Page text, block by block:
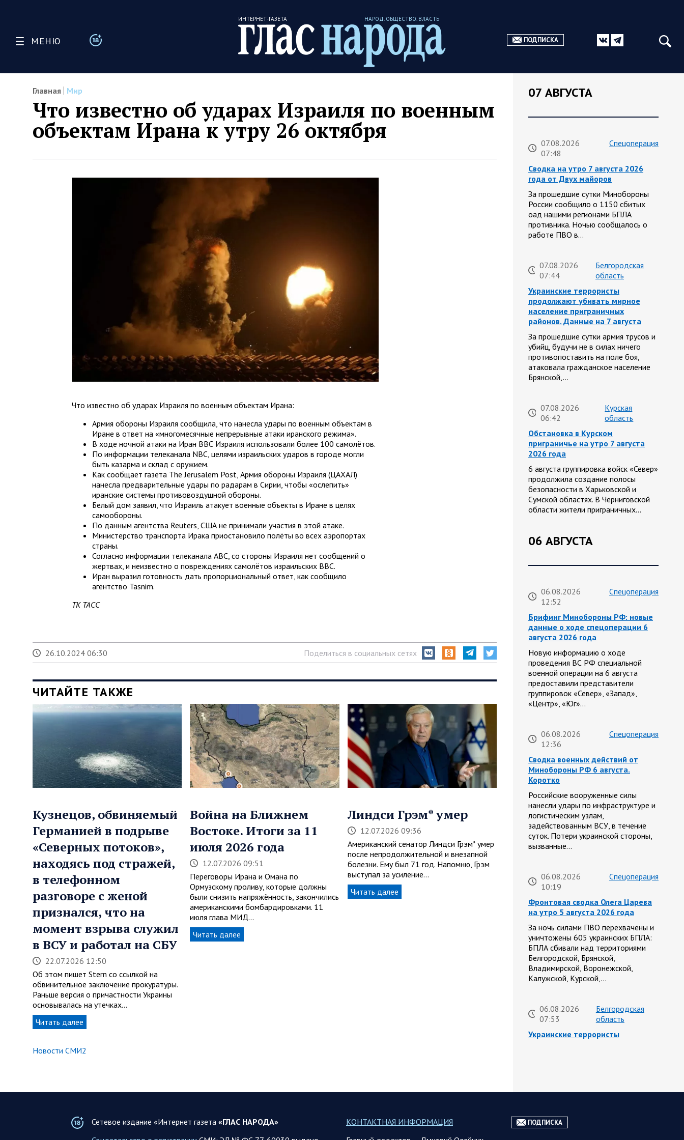
МЕНЮ
ИНТЕРНЕТ-ГАЗЕТА НАРОД. ОБЩЕСТВО. ВЛАСТЬ
ПОДПИСКА
Главная Мир
Что известно об ударах Израиля по военным
объектам Ирана к утру 26 октября
Что известно об ударах Израиля по военным объектам Ирана:
Армия обороны Израиля сообщила, что нанесла удары по военным объектам в
Иране в ответ на «многомесячные непрерывные атаки иранского режима».
В ходе ночной атаки на Иран ВВС Израиля использовали более 100 самолётов.
По информации телеканала NBC, целями израильских ударов в городе могли
быть казарма и склад с оружием.
Как сообщает газета The Jerusalem Post, Армия обороны Израиля (ЦАХАЛ)
нанесла предварительные удары по радарам в Сирии, чтобы «ослепить»
иранские системы противовоздушной обороны.
Белый дом заявил, что Израиль атакует военные объекты в Иране в целях
самообороны.
По данным агентства Reuters, США не принимали участия в этой атаке.
Министерство транспорта Ирака приостановило полёты во всех аэропортах
страны.
Согласно информации телеканала ABC, со стороны Израиля нет сообщений о
жертвах, и неизвестно о повреждениях самолётов израильских ВВС.
Иран выразил готовность дать пропорциональный ответ, как сообщило
агентство Tasnim.
ТК ТАСС
26.10.2024 06:30 Поделиться в социальных сетях
ЧИТАЙТЕ ТАКЖЕ
Кузнецов, обвиняемый
Германией в подрыве
«Северных потоков»,
находясь под стражей,
в телефонном
разговоре с женой
признался, что на
момент взрыва служил
в ВСУ и работал на СБУ
22.07.2026 12:50
Об этом пишет Stern со ссылкой на
обвинительное заключение прокуратуры.
Раньше версия о причастности Украины
основывалась на утечках…
Читать далее
Война на Ближнем
Востоке. Итоги за 11
июля 2026 года
12.07.2026 09:51
Переговоры Ирана и Омана по
Ормузскому проливу, которые должны
были снизить напряжённость, закончились
американскими бомбардировками. 11
июля глава МИД…
Читать далее
Линдси Грэм* умер
12.07.2026 09:36
Американский сенатор Линдси Грэм* умер
после непродолжительной и внезапной
болезни. Ему был 71 год. Напомню, Грэм
выступал за усиление…
Читать далее
Новости СМИ2
07 АВГУСТА
07.08.2026
07:48
Спецоперация
Сводка на утро 7 августа 2026
года от Двух майоров
За прошедшие сутки Минобороны
России сообщило о 1150 сбитых
оад нашими регионами БПЛА
противника. Ночью сообщалось о
работе ПВО в…
07.08.2026
07:44
Белгородская
область
Украинские террористы
продолжают убивать мирное
население приграничных
районов. Данные на 7 августа
За прошедшие сутки армия трусов и
убийц, будучи не в силах ничего
противопоставить на поле боя,
атаковала гражданское население
Брянской,…
07.08.2026
06:42
Курская
область
Обстановка в Курском
приграничье на утро 7 августа
2026 года
6 августа группировка войск «Север»
продолжила создание полосы
безопасности в Харьковской и
Сумской областях. В Черниговской
области жители приграничных…
06 АВГУСТА
06.08.2026
12:52
Спецоперация
Брифинг Минобороны РФ: новые
данные о ходе спецоперации 6
августа 2026 года
Новую информацию о ходе
проведения ВС РФ специальной
военной операции на 6 августа
предоставили представители
группировок «Север», «Запад»,
«Центр», «Юг»…
06.08.2026
12:36
Спецоперация
Сводка военных действий от
Минобороны РФ 6 августа.
Коротко
Российские вооруженные силы
нанесли удары по инфраструктуре и
логистическим узлам,
задействованным ВСУ, в течение
суток. Потери украинской стороны,
вызванные…
06.08.2026
10:19
Спецоперация
Фронтовая сводка Олега Царева
на утро 5 августа 2026 года
За ночь силами ПВО перехвачены и
уничтожены 605 украинских БПЛА:
БПЛА сбивали над территориями
Белгородской, Брянской,
Владимирской, Воронежской,
Калужской, Курской,…
06.08.2026
07:53
Белгородская
область
Украинские террористы
убийц, будучи не в силах ничего
Белгородской…
Сетевое издание «Интернет газета «ГЛАС НАРОДА»
КОНТАКТНАЯ ИНФОРМАЦИЯ
ПОДПИСКА